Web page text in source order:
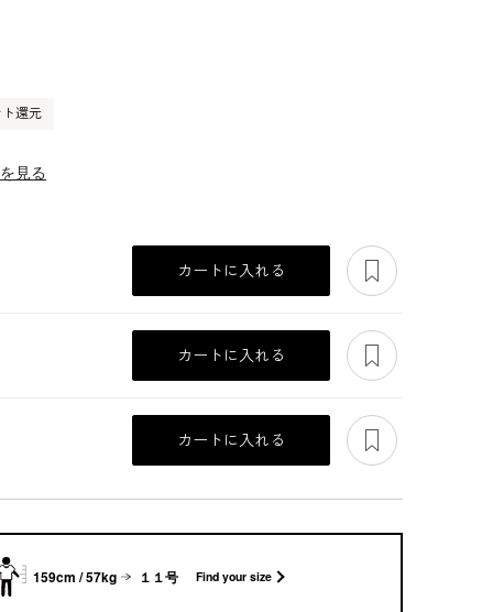
還元
見る
カートに入れる
カートに入れる
カートに入れる
159cm / 57kg １１号 Find your size